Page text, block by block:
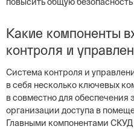
Какие компоненты
контроля и
Система контроля и
в себя несколько ключевых
в совместно для обеспечения
организации доступа в
Главными компонентами